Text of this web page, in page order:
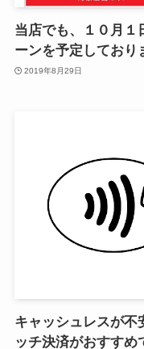
当店でも、１０月１
ーンを予定しており
2019年8月29日
キャッシュレスが不
ッチ決済がおすすめ